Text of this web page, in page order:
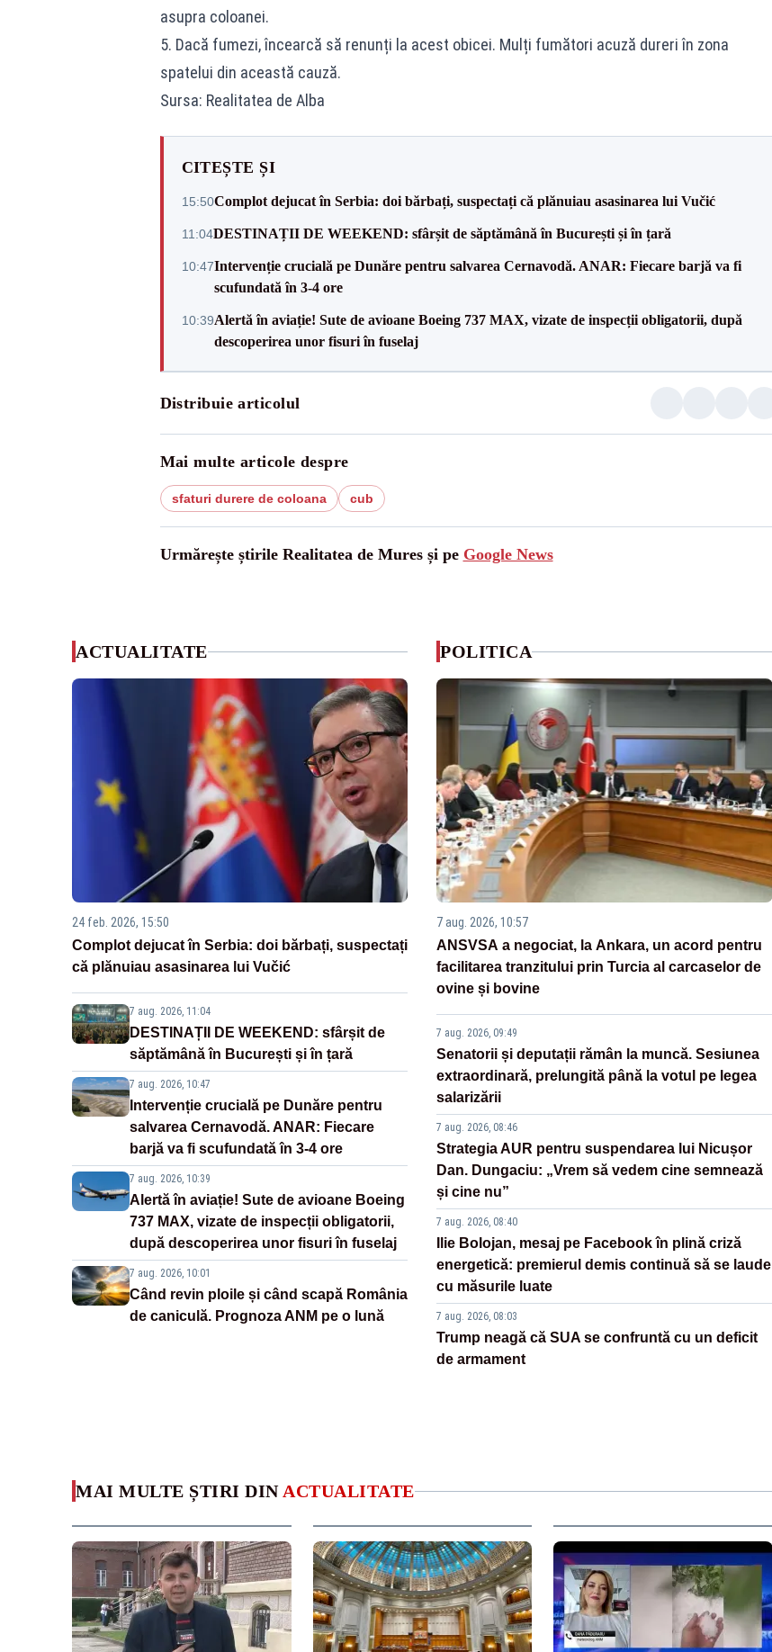
asupra coloanei.
5. Dacă fumezi, încearcă să renunți la acest obicei. Mulți fumători acuză dureri în zona
spatelui din această cauză.
Sursa: Realitatea de Alba
CITEȘTE ȘI
15:50Complot dejucat în Serbia: doi bărbați, suspectați că plănuiau asasinarea lui Vučić
11:04DESTINAȚII DE WEEKEND: sfârșit de săptămână în București și în țară
10:47Intervenție crucială pe Dunăre pentru salvarea Cernavodă. ANAR: Fiecare barjă va fi
scufundată în 3-4 ore
10:39Alertă în aviație! Sute de avioane Boeing 737 MAX, vizate de inspecții obligatorii, după
descoperirea unor fisuri în fuselaj
Distribuie articolul
Mai multe articole despre
sfaturi durere de coloana cub
Urmărește știrile Realitatea de Mures și pe Google News
ACTUALITATE
24 feb. 2026, 15:50
Complot dejucat în Serbia: doi bărbați, suspectați
că plănuiau asasinarea lui Vučić
7 aug. 2026, 11:04
DESTINAȚII DE WEEKEND: sfârșit de
săptămână în București și în țară
7 aug. 2026, 10:47
Intervenție crucială pe Dunăre pentru
salvarea Cernavodă. ANAR: Fiecare
barjă va fi scufundată în 3-4 ore
7 aug. 2026, 10:39
Alertă în aviație! Sute de avioane Boeing
737 MAX, vizate de inspecții obligatorii,
după descoperirea unor fisuri în fuselaj
7 aug. 2026, 10:01
Când revin ploile și când scapă România
de caniculă. Prognoza ANM pe o lună
POLITICA
7 aug. 2026, 10:57
ANSVSA a negociat, la Ankara, un acord pentru
facilitarea tranzitului prin Turcia al carcaselor de
ovine și bovine
7 aug. 2026, 09:49
Senatorii și deputații rămân la muncă. Sesiunea
extraordinară, prelungită până la votul pe legea
salarizării
7 aug. 2026, 08:46
Strategia AUR pentru suspendarea lui Nicușor
Dan. Dungaciu: „Vrem să vedem cine semnează
și cine nu”
7 aug. 2026, 08:40
Ilie Bolojan, mesaj pe Facebook în plină criză
energetică: premierul demis continuă să se laude
cu măsurile luate
7 aug. 2026, 08:03
Trump neagă că SUA se confruntă cu un deficit
de armament
MAI MULTE ȘTIRI DIN ACTUALITATE